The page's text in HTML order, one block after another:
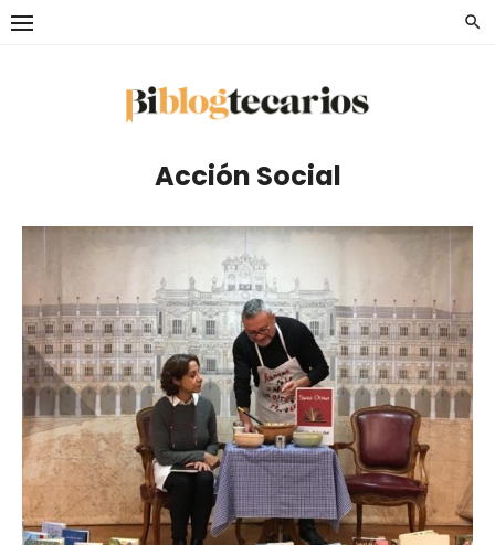
Saltar
Acción Social